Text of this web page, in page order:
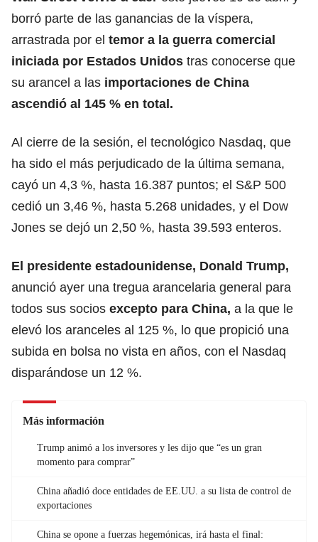
borró parte de las ganancias de la víspera,
arrastrada por el temor a la guerra comercial
iniciada por Estados Unidos tras conocerse que
su arancel a las importaciones de China
ascendió al 145 % en total.
Al cierre de la sesión, el tecnológico Nasdaq, que
ha sido el más perjudicado de la última semana,
cayó un 4,3 %, hasta 16.387 puntos; el S&P 500
cedió un 3,46 %, hasta 5.268 unidades, y el Dow
Jones se dejó un 2,50 %, hasta 39.593 enteros.
El presidente estadounidense, Donald Trump,
anunció ayer una tregua arancelaria general para
todos sus socios excepto para China, a la que le
elevó los aranceles al 125 %, lo que propició una
subida en bolsa no vista en años, con el Nasdaq
disparándose un 12 %.
Más información
Trump animó a los inversores y les dijo que “es un gran
momento para comprar”
China añadió doce entidades de EE.UU. a su lista de control de
exportaciones
China se opone a fuerzas hegemónicas, irá hasta el final: